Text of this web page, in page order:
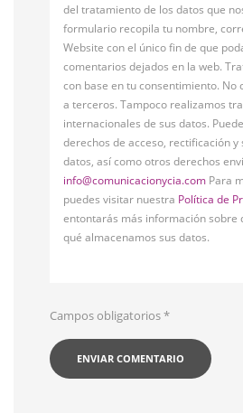
del tratamiento de los datos que
formulario recopila tu nombre,
Website con el único fin de que
comentarios dejados en la web.
con base en tu consentimiento. No
a terceros. Tampoco realizamos
internacionales de sus datos.
derechos de acceso, rectificación y
datos, así como otros derechos
info@comunicacionycia.com Para
puedes visitar nuestra Política de
entontarás más información sobre
qué almacenamos sus datos.
Campos obligatorios*